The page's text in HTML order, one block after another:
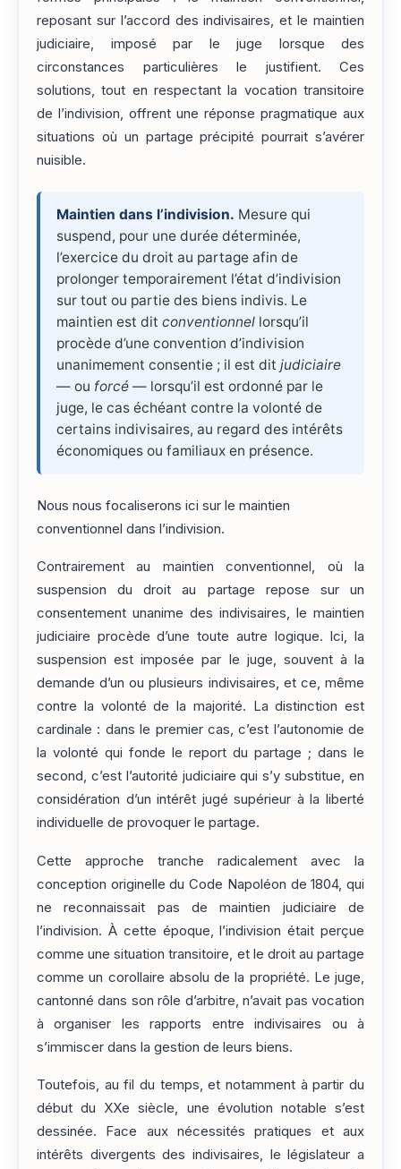
reposant sur l’accord des indivisaires, et le maintien
judiciaire, imposé par le juge lorsque des
circonstances particulières le justifient. Ces
solutions, tout en respectant la vocation transitoire
de l’indivision, offrent une réponse pragmatique aux
situations où un partage précipité pourrait s’avérer
nuisible.
Maintien dans l’indivision. Mesure qui
suspend, pour une durée déterminée,
l’exercice du droit au partage afin de
prolonger temporairement l’état d’indivision
sur tout ou partie des biens indivis. Le
maintien est dit conventionnel lorsqu’il
procède d’une convention d’indivision
unanimement consentie ; il est dit judiciaire
— ou forcé — lorsqu’il est ordonné par le
juge, le cas échéant contre la volonté de
certains indivisaires, au regard des intérêts
économiques ou familiaux en présence.
Nous nous focaliserons ici sur le maintien
conventionnel dans l’indivision.
Contrairement au maintien conventionnel, où la
suspension du droit au partage repose sur un
consentement unanime des indivisaires, le maintien
judiciaire procède d’une toute autre logique. Ici, la
suspension est imposée par le juge, souvent à la
demande d’un ou plusieurs indivisaires, et ce, même
contre la volonté de la majorité. La distinction est
cardinale : dans le premier cas, c’est l’autonomie de
la volonté qui fonde le report du partage ; dans le
second, c’est l’autorité judiciaire qui s’y substitue, en
considération d’un intérêt jugé supérieur à la liberté
individuelle de provoquer le partage.
Cette approche tranche radicalement avec la
conception originelle du Code Napoléon de 1804, qui
ne reconnaissait pas de maintien judiciaire de
l’indivision. À cette époque, l’indivision était perçue
comme une situation transitoire, et le droit au partage
comme un corollaire absolu de la propriété. Le juge,
cantonné dans son rôle d’arbitre, n’avait pas vocation
à organiser les rapports entre indivisaires ou à
s’immiscer dans la gestion de leurs biens.
Toutefois, au fil du temps, et notamment à partir du
début du XXe siècle, une évolution notable s’est
dessinée. Face aux nécessités pratiques et aux
intérêts divergents des indivisaires, le législateur a